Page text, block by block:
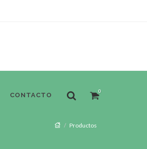
CONTACTO
0
Productos